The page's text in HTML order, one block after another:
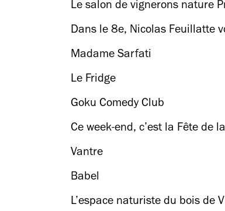
Le salon de vignerons nature
Dans le 8e, Nicolas Feuillatte
Madame Sarfati
Le Fridge
Goku Comedy Club
Ce week-end, c’est la Fête de
Vantre
Babel
L’espace naturiste du bois de